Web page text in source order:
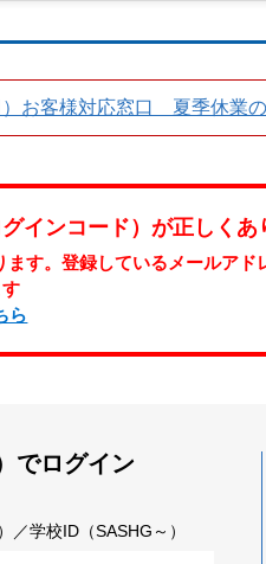
お客様対応窓口 夏季休業
インコード）が正しくあ
す。登録しているメールアド
ら
でログイン
学校ID（SASHG～）